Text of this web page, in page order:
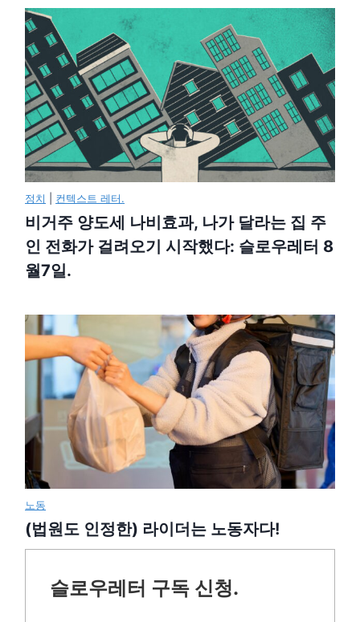
정치 컨텍스트 레터.
비거주 양도세 나비효과, 나가 달라는 집 주
인 전화가 걸려오기 시작했다: 슬로우레터 8
월7일.
노동
(법원도 인정한) 라이더는 노동자다!
슬로우레터 구독 신청.